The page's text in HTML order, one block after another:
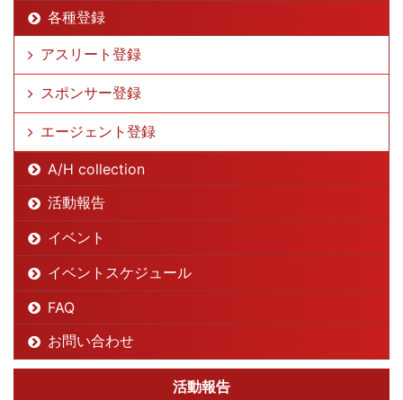
各種登録
アスリート登録
スポンサー登録
エージェント登録
A/H collection
活動報告
イベント
イベントスケジュール
FAQ
お問い合わせ
活動報告